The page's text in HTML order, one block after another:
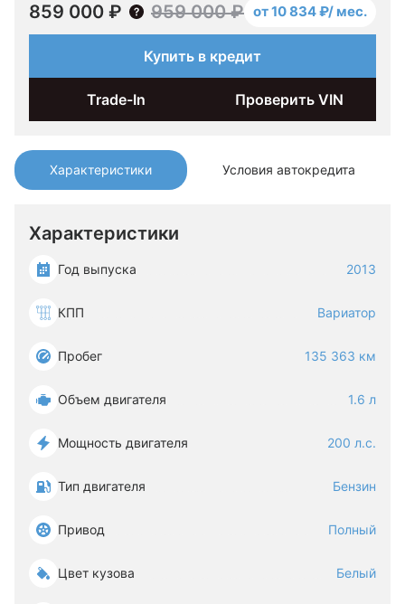
Характеристики Условия автокредита
Характеристики
Год выпуска 2013
КПП Вариатор
Пробег 135 363 км
Объем двигателя 1.6 л
Мощность двигателя 200 л.с.
Тип двигателя Бензин
Привод Полный
Цвет кузова Белый
859 000 ₽ 959 000 ₽ от 10 834 ₽/ мес.
Купить в кредит
Trade-In Проверить VIN